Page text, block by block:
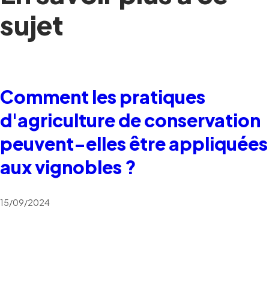
sujet
Comment les pratiques
d'agriculture de conservation
peuvent-elles être appliquées
aux vignobles ?
15/09/2024